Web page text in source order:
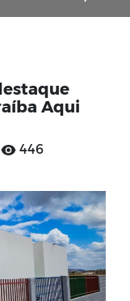
Aqui
446